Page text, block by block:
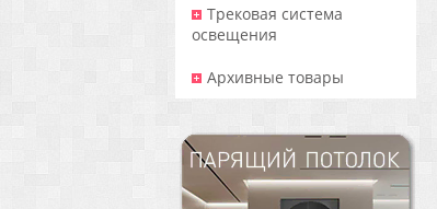
Трековая система
освещения
Архивные товары